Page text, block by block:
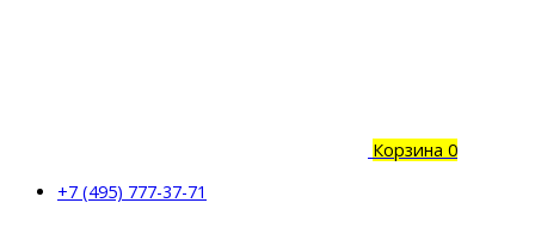
Корзина 0
+7 (495) 777-37-71